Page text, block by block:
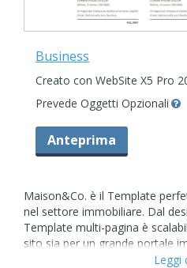
Business
Creato con WebSite X5 Pro
Prevede Oggetti Opzionali
Anteprima
Maison&Co. è il Template
nel settore immobiliare. Dal
Template multi-pagina è
sito sia per un grande portale
agenzia. Aggiungi e rimuoviLeggi